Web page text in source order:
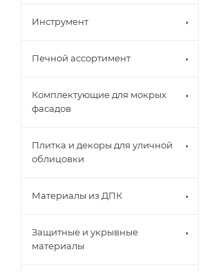
Инструмент
Печной ассортимент
Комплектующие для мокрых
фасадов
Плитка и декоры для уличной
облицовки
Материалы из ДПК
Защитные и укрывные
материалы